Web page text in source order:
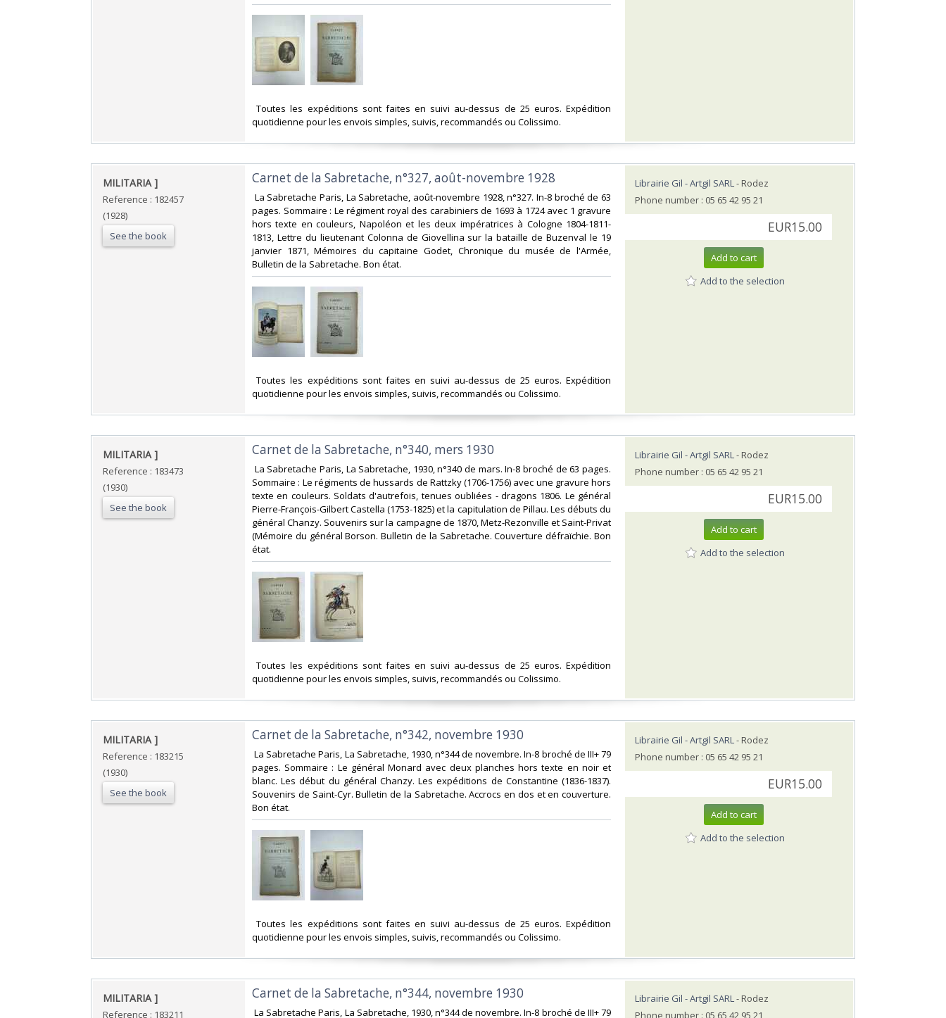
‎ Toutes les expéditions sont faites en suivi au-dessus de 25 euros. Expédition
quotidienne pour les envois simples, suivis, recommandés ou Colissimo. ‎
‎MILITARIA ]‎
Reference : 182457
(1928)
See the book
‎Carnet de la Sabretache, n°327, août-novembre 1928‎
‎ La Sabretache Paris, La Sabretache, août-novembre 1928, n°327. In-8 broché de 63
pages. Sommaire : Le régiment royal des carabiniers de 1693 à 1724 avec 1 gravure
hors texte en couleurs, Napoléon et les deux impératrices à Cologne 1804-1811-
1813, Lettre du lieutenant Colonna de Giovellina sur la bataille de Buzenval le 19
janvier 1871, Mémoires du capitaine Godet, Chronique du musée de l'Armée,
Bulletin de la Sabretache. Bon état.‎
‎ Toutes les expéditions sont faites en suivi au-dessus de 25 euros. Expédition
quotidienne pour les envois simples, suivis, recommandés ou Colissimo. ‎
Librairie Gil - Artgil SARL- Rodez
Phone number : 05 65 42 95 21
EUR15.00
Add to cart
Add to the selection
‎MILITARIA ]‎
Reference : 183473
(1930)
See the book
‎Carnet de la Sabretache, n°340, mers 1930‎
‎ La Sabretache Paris, La Sabretache, 1930, n°340 de mars. In-8 broché de 63 pages.
Sommaire : Le régiments de hussards de Rattzky (1706-1756) avec une gravure hors
texte en couleurs. Soldats d'autrefois, tenues oubliées - dragons 1806. Le général
Pierre-François-Gilbert Castella (1753-1825) et la capitulation de Pillau. Les débuts du
général Chanzy. Souvenirs sur la campagne de 1870, Metz-Rezonville et Saint-Privat
(Mémoire du général Borson. Bulletin de la Sabretache. Couverture défraïchie. Bon
état.‎
‎ Toutes les expéditions sont faites en suivi au-dessus de 25 euros. Expédition
quotidienne pour les envois simples, suivis, recommandés ou Colissimo. ‎
Librairie Gil - Artgil SARL- Rodez
Phone number : 05 65 42 95 21
EUR15.00
Add to cart
Add to the selection
‎MILITARIA ]‎
Reference : 183215
(1930)
See the book
‎Carnet de la Sabretache, n°342, novembre 1930‎
‎ La Sabretache Paris, La Sabretache, 1930, n°344 de novembre. In-8 broché de III+ 79
pages. Sommaire : Le général Monard avec deux planches hors texte en noir et
blanc. Les début du général Chanzy. Les expéditions de Constantine (1836-1837).
Souvenirs de Saint-Cyr. Bulletin de la Sabretache. Accrocs en dos et en couverture.
Bon état.‎
‎ Toutes les expéditions sont faites en suivi au-dessus de 25 euros. Expédition
quotidienne pour les envois simples, suivis, recommandés ou Colissimo. ‎
Librairie Gil - Artgil SARL- Rodez
Phone number : 05 65 42 95 21
EUR15.00
Add to cart
Add to the selection
‎MILITARIA ]‎
Reference : 183211
‎Carnet de la Sabretache, n°344, novembre 1930‎
‎ La Sabretache Paris, La Sabretache, 1930, n°344 de novembre. In-8 broché de III+ 79
Librairie Gil - Artgil SARL- Rodez
Phone number : 05 65 42 95 21